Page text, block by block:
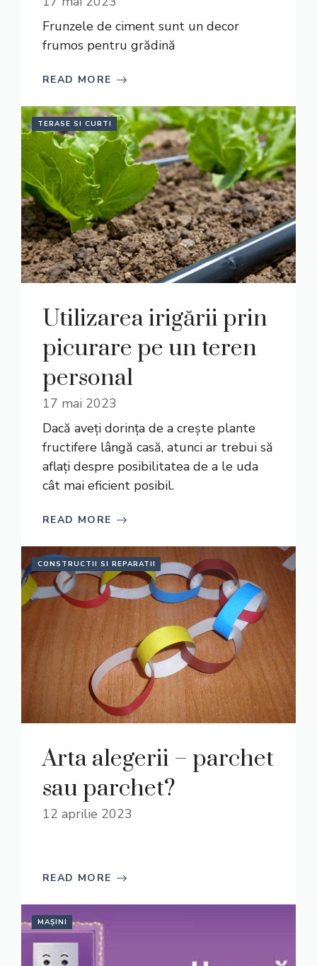
Frunzele de ciment sunt un decor
frumos pentru grădină
READ MORE
TERASE SI CURTI
Utilizarea irigării prin
picurare pe un teren
personal
17 mai 2023
Dacă aveți dorința de a crește plante
fructifere lângă casă, atunci ar trebui să
aflați despre posibilitatea de a le uda
cât mai eficient posibil.
READ MORE
CONSTRUCTII SI REPARATII
Arta alegerii – parchet
sau parchet?
12 aprilie 2023
READ MORE
MAȘINI